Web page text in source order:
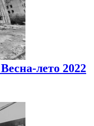
лето 2022